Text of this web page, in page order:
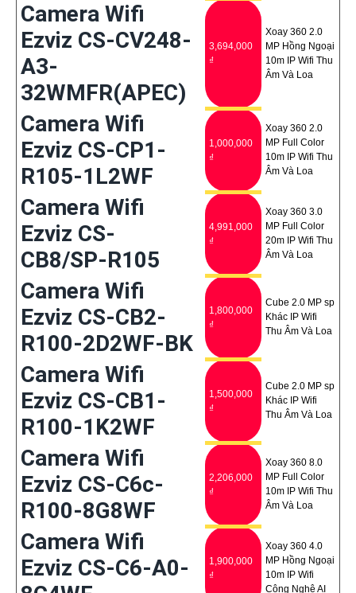
Camera Wifi
Ezviz CS-CV248-
A3-
32WMFR(APEC)
3,694,000
₫
Xoay 360 2.0
MP Hồng Ngoại
10m IP Wifi Thu
Âm Và Loa
Camera Wifi
Ezviz CS-CP1-
R105-1L2WF
1,000,000
₫
Xoay 360 2.0
MP Full Color
10m IP Wifi Thu
Âm Và Loa
Camera Wifi
Ezviz CS-
CB8/SP-R105
4,991,000
₫
Xoay 360 3.0
MP Full Color
20m IP Wifi Thu
Âm Và Loa
Camera Wifi
Ezviz CS-CB2-
R100-2D2WF-BK
1,800,000
₫
Cube 2.0 MP sp
Khác IP Wifi
Thu Âm Và Loa
Camera Wifi
Ezviz CS-CB1-
R100-1K2WF
1,500,000
₫
Cube 2.0 MP sp
Khác IP Wifi
Thu Âm Và Loa
Camera Wifi
Ezviz CS-C6c-
R100-8G8WF
2,206,000
₫
Xoay 360 8.0
MP Full Color
10m IP Wifi Thu
Âm Và Loa
Camera Wifi
Ezviz CS-C6-A0-
1,900,000
₫
Xoay 360 4.0
MP Hồng Ngoại
10m IP Wifi
Công Nghệ AI